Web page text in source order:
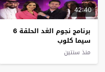
42:40
برنامج نجوم الغد الحلقة 6
سيما كلوب
منذ سنتين